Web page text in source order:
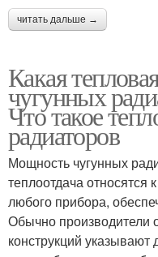
читать дальше →
Какая
чугунных
Что такое
радиаторов
Мощность чугунных
теплоотдача относятся
любого прибора,
Обычно производители
конструкций